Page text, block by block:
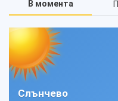
В момента
Слънчево